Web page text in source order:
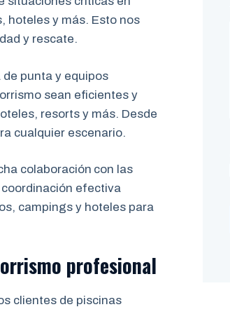
hoteles y más. Esto nos
y rescate.
punta y equipos
sean eficientes y
resorts y más. Desde
cualquier escenario.
colaboración con las
efectiva
campings y hoteles para
profesional
clientes de piscinas